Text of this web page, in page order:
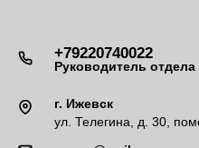
+79220740022
Руководитель
г. Ижевск
ул. Телегина, д. 30,